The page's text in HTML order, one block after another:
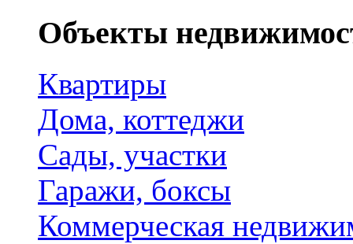
Объекты
Квартиры
Дома, коттеджи
Сады, участки
Гаражи, боксы
Коммерческая